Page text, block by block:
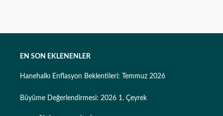
EN SON EKLENENLER
Hanehalkı Enflasyon Beklentileri: Temmuz 2026
Büyüme Değerlendirmesi: 2026 1. Çeyrek